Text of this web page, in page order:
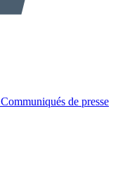
Communiqués de presse